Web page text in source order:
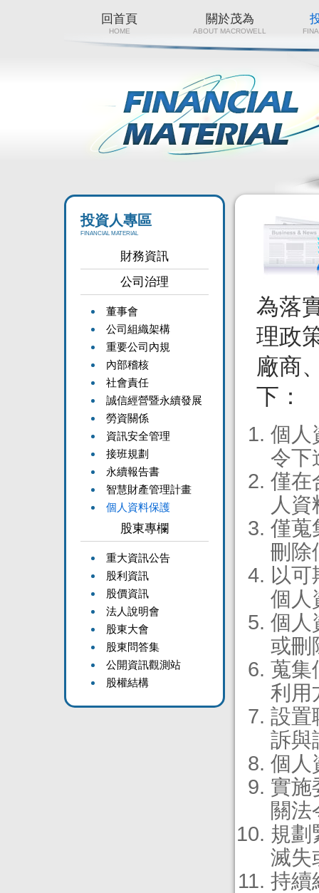
回首頁
HOME
關於茂為
ABOUT MACROWELL
投資人專區
FINANCIAL MATERIAL
財務資訊
公司治理
董事會
公司組織架構
重要公司內規
內部稽核
社會責任
誠信經營暨永續發展
勞資關係
資訊安全管理
接班規劃
永續報告書
智慧財產管理計畫
個人資料保護
股東專欄
重大資訊公告
股利資訊
股價資訊
法人說明會
股東大會
股東問答集
公開資訊觀測站
股權結構
為落
理政
廠商
下：
個人
令下
僅在
人資
僅蒐
刪除
以
個人
個人
或刪
蒐集
利用
設置
訴與
個人
實施
關法
規劃
滅失
持續